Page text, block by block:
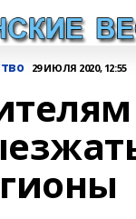
29 ИЮЛЯ 2020, 12:55